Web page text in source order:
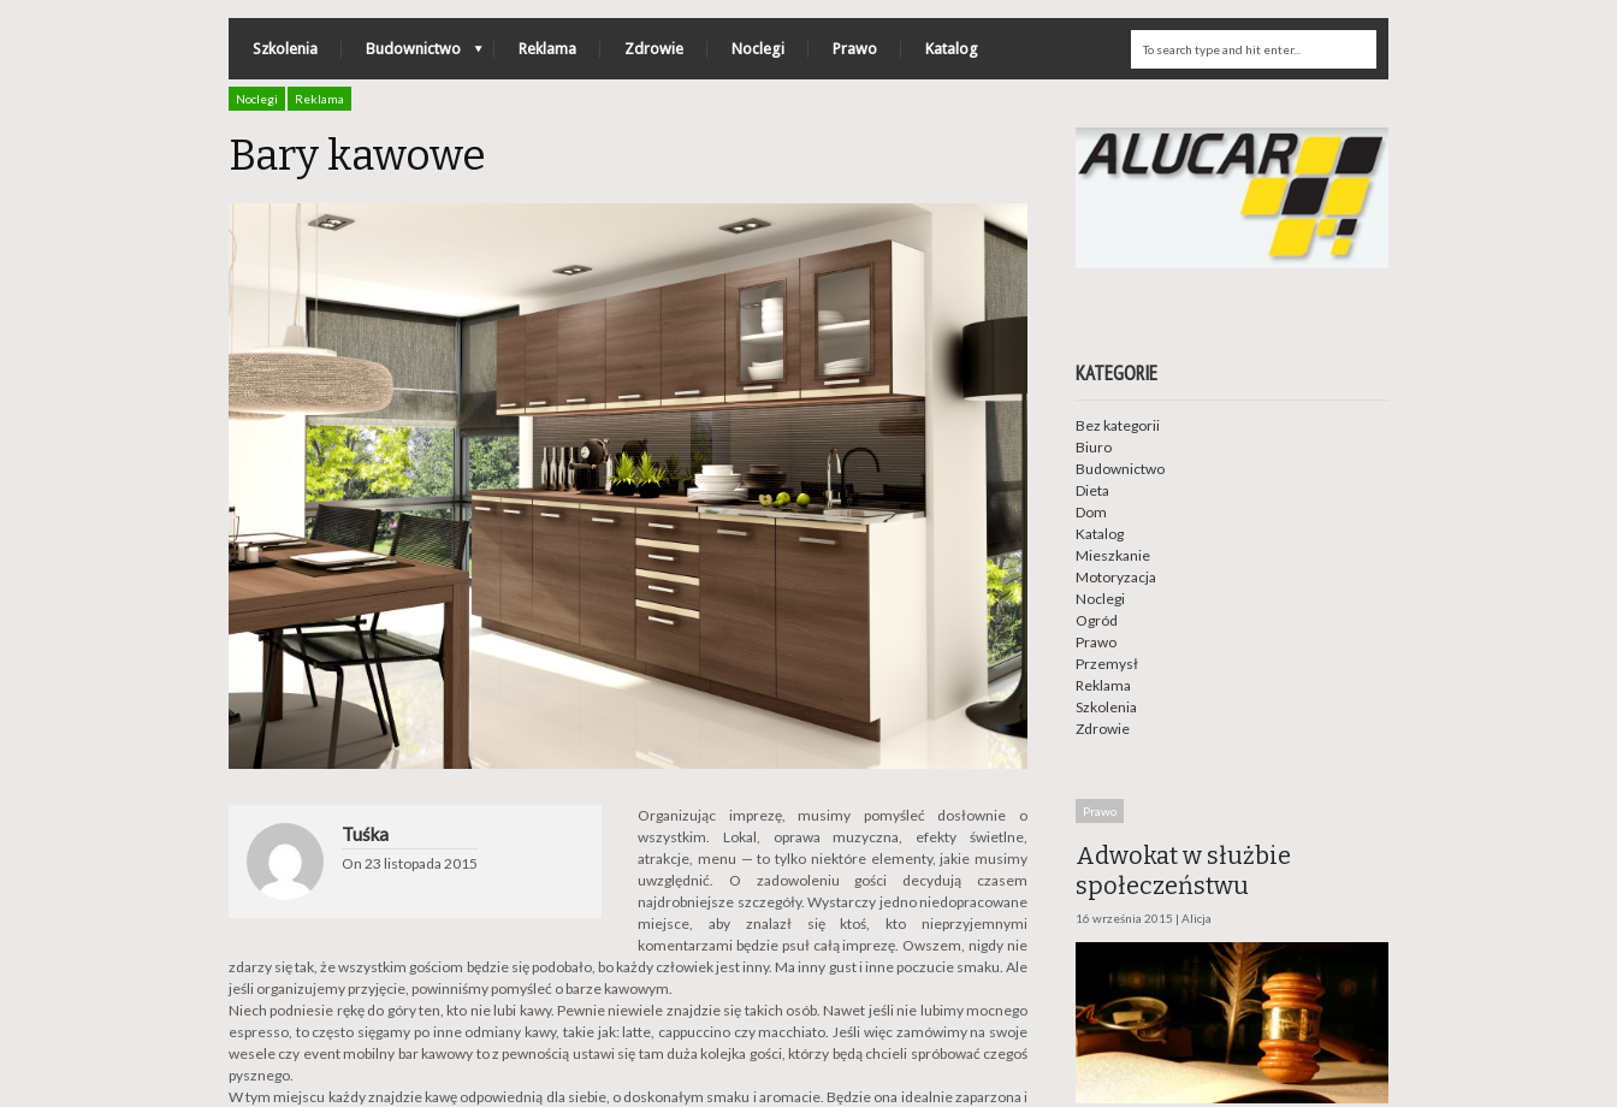
Szkolenia Budownictwo Reklama Zdrowie Noclegi Prawo Katalog
Noclegi Reklama
Bary kawowe
Tuśka
On 23 listopada 2015
Organizując imprezę, musimy pomyśleć dosłownie o
wszystkim. Lokal, oprawa muzyczna, efekty świetlne,
atrakcje, menu — to tylko niektóre elementy, jakie musimy
uwzględnić. O zadowoleniu gości decydują czasem
najdrobniejsze szczegóły. Wystarczy jedno niedopracowane
miejsce, aby znalazł się ktoś, kto nieprzyjemnymi
komentarzami będzie psuł całą imprezę. Owszem, nigdy nie
zdarzy się tak, że wszystkim gościom będzie się podobało, bo każdy człowiek jest inny. Ma inny gust i inne poczucie smaku. Ale
jeśli organizujemy przyjęcie, powinniśmy pomyśleć o barze kawowym.
Niech podniesie rękę do góry ten, kto nie lubi kawy. Pewnie niewiele znajdzie się takich osób. Nawet jeśli nie lubimy mocnego
espresso, to często sięgamy po inne odmiany kawy, takie jak: latte, cappuccino czy macchiato. Jeśli więc zamówimy na swoje
wesele czy event mobilny bar kawowy to z pewnością ustawi się tam duża kolejka gości, którzy będą chcieli spróbować czegoś
pysznego.
W tym miejscu każdy znajdzie kawę odpowiednią dla siebie, o doskonałym smaku i aromacie. Będzie ona idealnie zaparzona i
KATEGORIE
Bez kategorii
Biuro
Budownictwo
Dieta
Dom
Katalog
Mieszkanie
Motoryzacja
Noclegi
Ogród
Prawo
Przemysł
Reklama
Szkolenia
Zdrowie
Prawo
Adwokat w służbie
społeczeństwu
16 września 2015 | Alicja